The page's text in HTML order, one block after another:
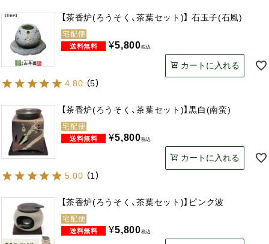
【茶香炉(ろうそく、茶葉セット)】 石玉子(石風)
宅配便
¥5,800税込
カートに入れる
4.80 （5）
【茶香炉(ろうそく、茶葉セット)】黒白(南蛮)
宅配便
¥5,800税込
カートに入れる
5.00 （1）
【茶香炉(ろうそく、茶葉セット)】ピンク波
宅配便
¥5,800税込